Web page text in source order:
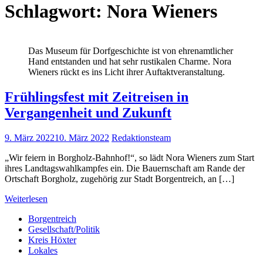
Schlagwort: Nora Wieners
Das Museum für Dorfgeschichte ist von ehrenamtlicher
Hand entstanden und hat sehr rustikalen Charme. Nora
Wieners rückt es ins Licht ihrer Auftaktveranstaltung.
Frühlingsfest mit Zeitreisen in
Vergangenheit und Zukunft
9. März 202210. März 2022 Redaktionsteam
„Wir feiern in Borgholz-Bahnhof!“, so lädt Nora Wieners zum Start
ihres Landtagswahlkampfes ein. Die Bauernschaft am Rande der
Ortschaft Borgholz, zugehörig zur Stadt Borgentreich, an […]
Weiterlesen
Borgentreich
Gesellschaft/Politik
Kreis Höxter
Lokales